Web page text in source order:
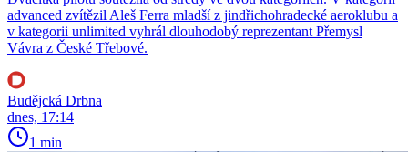
advanced zvítězil Aleš Ferra mladší z jindřichohradecké aeroklubu a
v kategorii unlimited vyhrál dlouhodobý reprezentant Přemysl
Vávra z České Třebové.
Budějcká Drbna
dnes, 17:14
1 min